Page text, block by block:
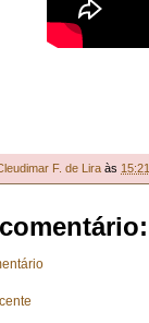
F. de Lira às 15:21